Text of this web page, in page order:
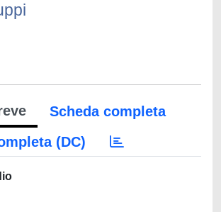
Scheda completa
(DC)